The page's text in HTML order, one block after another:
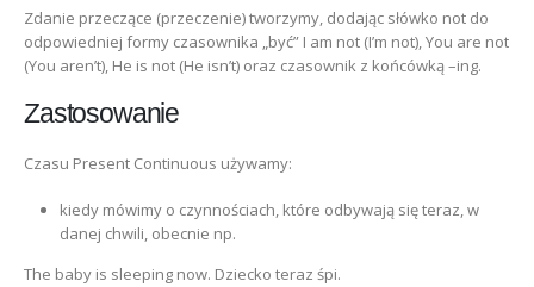
Zdanie przeczące (przeczenie) tworzymy, dodając słówko not do
odpowiedniej formy czasownika „być” I am not (I’m not), You are not
(You aren’t), He is not (He isn’t) oraz czasownik z końcówką –ing.
Zastosowanie
Czasu Present Continuous używamy:
kiedy mówimy o czynnościach, które odbywają się teraz, w
danej chwili, obecnie np.
The baby is sleeping now. Dziecko teraz śpi.